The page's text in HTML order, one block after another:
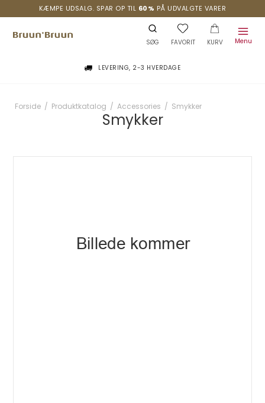
KÆMPE UDSALG. SPAR OP TIL 60% PÅ UDVALGTE VARER
SØG FAVORIT KURV Menu
LEVERING, 2-3 HVERDAGE
Forside / Produktkatalog / Accessories / Smykker
Smykker